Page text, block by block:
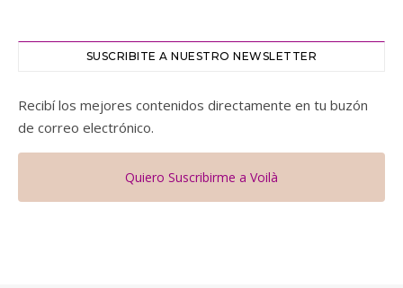
SUSCRIBITE A NUESTRO NEWSLETTER
Recibí los mejores contenidos directamente en tu buzón
de correo electrónico.
Quiero Suscribirme a Voilà